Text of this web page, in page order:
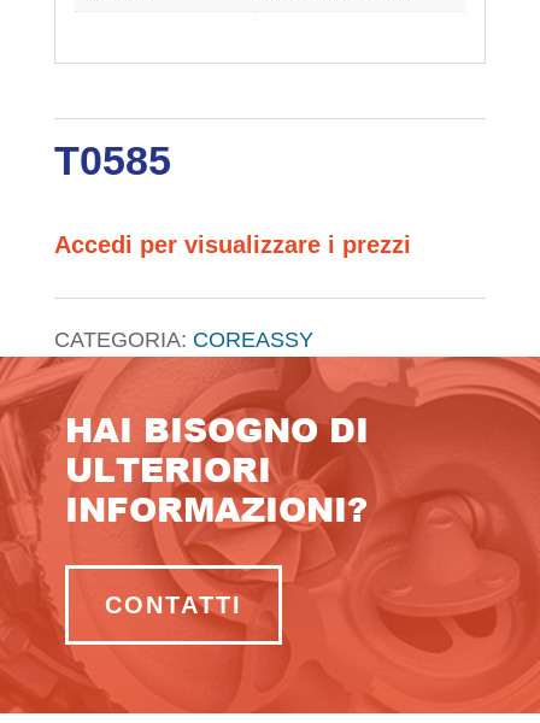
T0585
Accedi per visualizzare i prezzi
CATEGORIA: COREASSY
HAI BISOGNO DI
ULTERIORI
INFORMAZIONI?
CONTATTI